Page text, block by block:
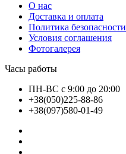
О нас
Доставка и оплата
Политика безопасности
Условия соглашения
Фотогалерея
Часы работы
ПН-ВС с 9:00 до 20:00
+38(050)225-88-86
+38(097)580-01-49